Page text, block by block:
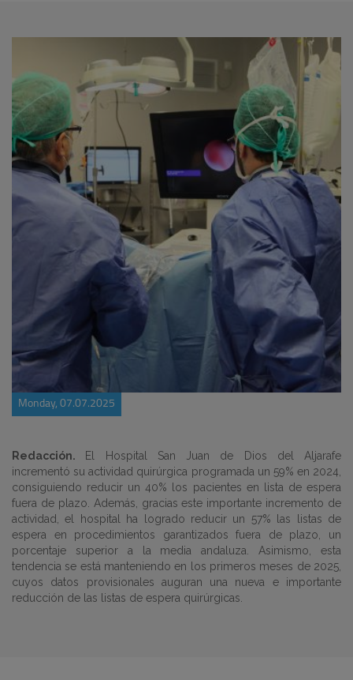
Monday, 07.07.2025
Redacción.
El Hospital San Juan de Dios del Aljarafe
incrementó su actividad quirúrgica programada un 59% en 2024,
consiguiendo reducir un 40% los pacientes en lista de espera
fuera de plazo. Además, gracias este importante incremento de
actividad, el hospital ha logrado reducir un 57% las listas de
espera en procedimientos garantizados fuera de plazo, un
porcentaje superior a la media andaluza. Asimismo, esta
tendencia se está manteniendo en los primeros meses de 2025,
cuyos datos provisionales auguran una nueva e importante
reducción de las listas de espera quirúrgicas.